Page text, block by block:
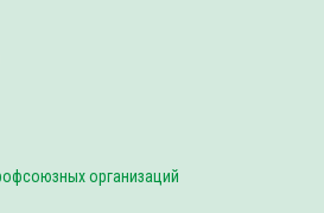
организаций